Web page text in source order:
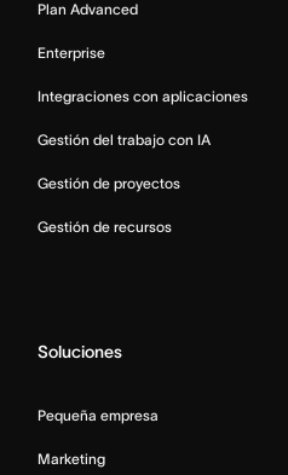
Plan Advanced
Enterprise
Integraciones con aplicaciones
Gestión del trabajo con IA
Gestión de proyectos
Gestión de recursos
Soluciones
Pequeña empresa
Marketing